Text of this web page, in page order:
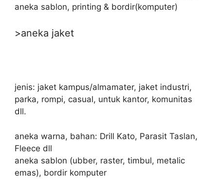
aneka sablon, printing & bordir(komputer)
>aneka jaket
jenis: jaket kampus/almamater, jaket industri,
parka, rompi, casual, untuk kantor, komunitas
dll.
aneka warna, bahan: Drill Kato, Parasit Taslan,
Fleece dll
aneka sablon (ubber, raster, timbul, metalic
emas), bordir komputer